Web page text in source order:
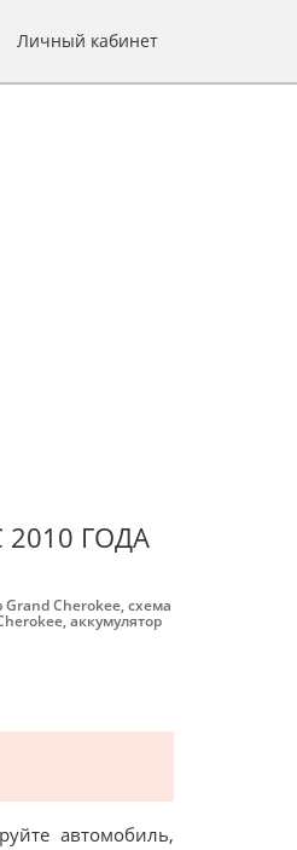
Личный кабинет
2010 ГОДА
Grand Cherokee,схема
,аккумулятор
автомобиль,